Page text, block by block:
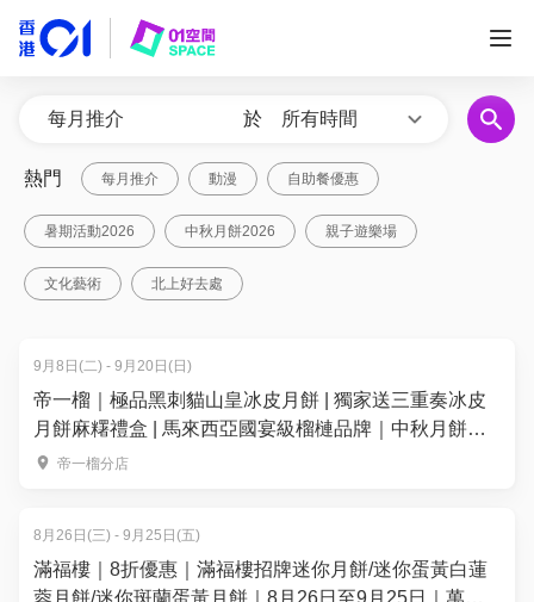
於 所有時間
熱門 每月推介 動漫 自助餐優惠
暑期活動2026 中秋月餅2026 親子遊樂場
文化藝術 北上好去處
9月8日(二) - 9月20日(日)
帝一榴｜極品黑刺貓山皇冰皮月餅 | 獨家送三重奏冰皮
月餅麻糬禮盒 | 馬來西亞國宴級榴槤品牌｜中秋月餅
2026帝一榴分店
8月26日(三) - 9月25日(五)
滿福樓｜8折優惠｜滿福樓招牌迷你月餅/迷你蛋黃白蓮
蓉月餅/迷你斑蘭蛋黃月餅｜8月26日至9月25日｜萬麗